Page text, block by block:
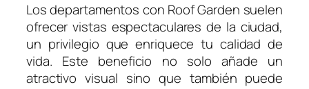
Los departamentos con Roof Garden suelen
ofrecer vistas espectaculares de la ciudad,
un privilegio que enriquece tu calidad de
vida. Este beneficio no solo añade un
atractivo visual sino que también puede